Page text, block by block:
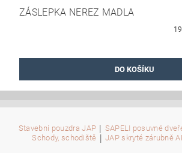
ZÁSLEPKA NEREZ MADLA
Stavební pouzdra JAP SAPELI posuvné
Schody, schodiště JAP skryté zárubně